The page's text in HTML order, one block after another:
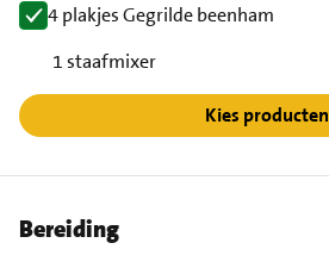
4 plakjes Gegrilde beenham
1 staafmixer
Kies producten
Bereiding